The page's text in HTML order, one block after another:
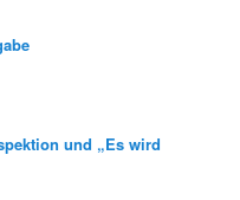
und „Es wird